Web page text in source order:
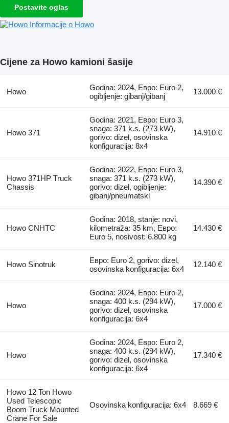
Postavite oglas
Informacije o Howo
Cijene za Howo kamioni šasije
Howo
Godina: 2024, Евро: Euro 2,
ogibljenje: gibanj/gibanj
13.000 €
Howo 371
Godina: 2021, Евро: Euro 3,
snaga: 371 k.s. (273 kW),
gorivo: dizel, osovinska
konfiguracija: 8x4
14.910 €
Howo 371HP Truck
Chassis
Godina: 2022, Евро: Euro 3,
snaga: 371 k.s. (273 kW),
gorivo: dizel, ogibljenje:
gibanj/pneumatski
14.390 €
Howo CNHTC
Godina: 2018, stanje: novi,
kilometraža: 35 km, Евро:
Euro 5, nosivost: 6.800 kg
14.430 €
Howo Sinotruk
Евро: Euro 2, gorivo: dizel,
osovinska konfiguracija: 6x4
12.140 €
Howo
Godina: 2024, Евро: Euro 2,
snaga: 400 k.s. (294 kW),
gorivo: dizel, osovinska
konfiguracija: 6x4
17.000 €
Howo
Godina: 2024, Евро: Euro 2,
snaga: 400 k.s. (294 kW),
gorivo: dizel, osovinska
konfiguracija: 6x4
17.340 €
Howo 12 Ton Howo
Used Telescopic
Boom Truck Mounted
Crane For Sale
Osovinska konfiguracija: 6x4 8.669 €